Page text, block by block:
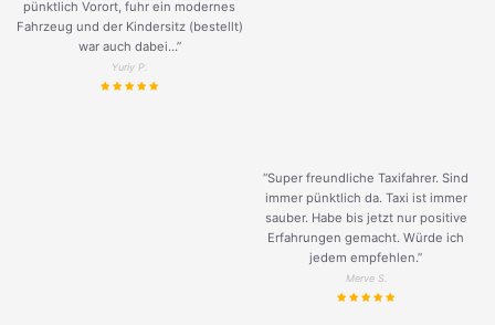
pünktlich Vorort, fuhr ein modernes
Fahrzeug und der Kindersitz (bestellt)
war auch dabei...”
Yuriy P.
“Super freundliche Taxifahrer. Sind
immer pünktlich da. Taxi ist immer
sauber. Habe bis jetzt nur positive
Erfahrungen gemacht. Würde ich
jedem empfehlen.”
Merve S.